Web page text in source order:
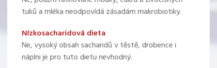
tuků a mléka neodpovídá zásadám makrobiotiky.
Nízkosacharidová dieta
Ne, vysoký obsah sacharidů v těstě, drobence i
náplni je pro tuto dietu nevhodný.